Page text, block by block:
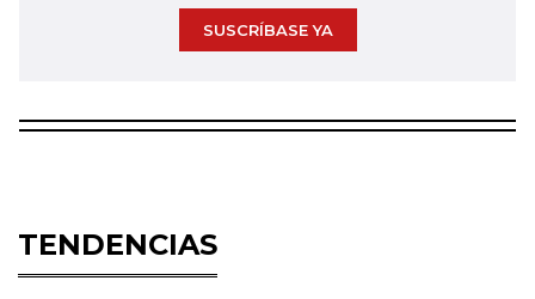
SUSCRÍBASE YA
TENDENCIAS